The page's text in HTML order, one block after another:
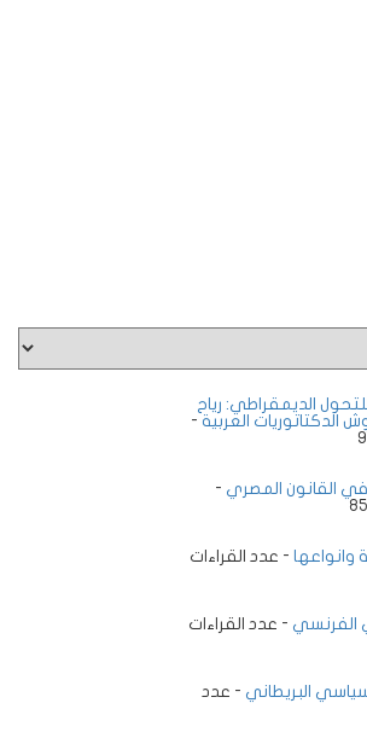
الديمقراطي: رياح
الدكتاتوريات العربية -
في القانون المصري -
- عدد القراءات
الفرنسي - عدد القراءات
البريطاني - عدد